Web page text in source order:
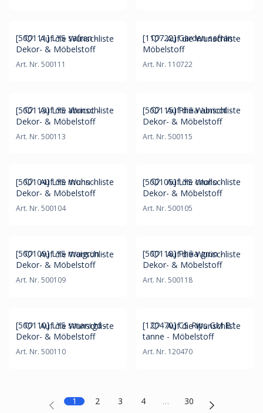
[500111] LYS safran -
Dekor- & Möbelstoff
Art. Nr. 500111
Auf die Wunschliste
[110722] Garden safran -
Möbelstoff
Art. Nr. 110722
Auf die Wunschliste
[500113] LYS abricot -
Dekor- & Möbelstoff
Art. Nr. 500113
Auf die Wunschliste
[500115] Philia abricot -
Dekor- & Möbelstoff
Art. Nr. 500115
Auf die Wunschliste
[500104] LYS mohn -
Dekor- & Möbelstoff
Art. Nr. 500104
Auf die Wunschliste
[500105] LYS criollo -
Dekor- & Möbelstoff
Art. Nr. 500105
Auf die Wunschliste
[500109] LYS maigrün -
Dekor- & Möbelstoff
Art. Nr. 500109
Auf die Wunschliste
[500118] Philia grün -
Dekor- & Möbelstoff
Art. Nr. 500118
Auf die Wunschliste
[500110] LYS smaragd -
Dekor- & Möbelstoff
Art. Nr. 500110
Auf die Wunschliste
[120470] CS-Rips GM B1
tanne - Möbelstoff
Art. Nr. 120470
Auf die Wunschliste
1 2 3 4 … 30